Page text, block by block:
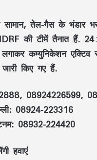
तेल-गैस के भंडार
की टीमें तैनात हैं.
कम्युनिकेशन
किए गए हैं.
08924226599,
08924-223316
08932-224420
हवाएं